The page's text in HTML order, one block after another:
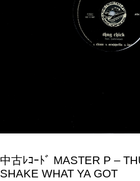
中古ﾚｺｰﾄﾞ MASTER P –
SHAKE WHAT YA GOT